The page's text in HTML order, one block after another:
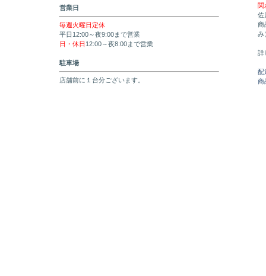
営業日
毎週火曜日定休
平日12:00～夜9:00まで営業
日・休日 12:00～夜8:00まで営業
駐車場
店舗前に１台分ございます。
関
佐
商
み
詳
配
商